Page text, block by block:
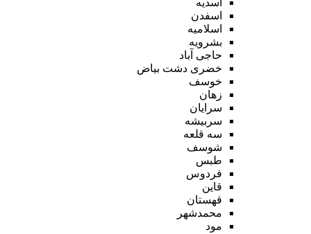
اسفدن
اسلامیه
بشرویه
حاجی آباد
خضری دشت بیاض
خوسف
زهان
سرایان
سربیشه
سه قلعه
شوسف
طبس
فردوس
قاین
قهستان
محمدشهر
مود